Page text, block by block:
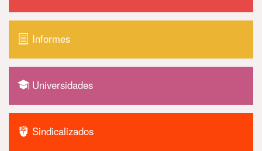
Informes
Universidades
Sindicalizados